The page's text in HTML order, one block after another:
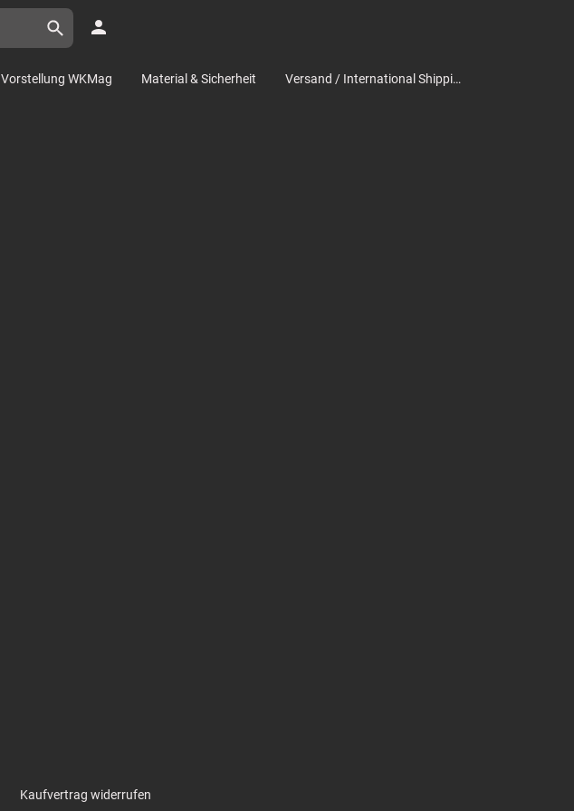
Vorstellung WKMag Material & Sicherheit Versand / International Shipping
Kaufvertrag widerrufen